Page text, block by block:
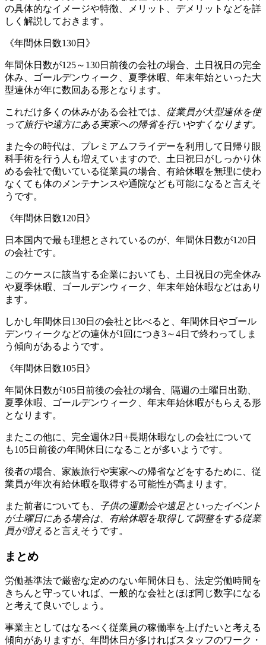
の具体的なイメージや特徴、メリット、デメリットなどを詳
しく解説しておきます。
《年間休日数130日》
年間休日数が125～130日前後の会社の場合、土日祝日の完全
休み、ゴールデンウィーク、夏季休暇、年末年始といった大
型連休が年に数回ある形となります。
これだけ多くの休みがある会社では、 従業員が大型連休を使
って旅行や遠方にある実家への帰省を行いやすくなります。
また今の時代は、プレミアムフライデーを利用して日帰り眼
科手術を行う人も増えていますので、土日祝日がしっかり休
める会社で働いている従業員の場合、有給休暇を無理に使わ
なくても体のメンテナンスや通院なども可能になると言えそ
うです。
《年間休日数120日》
日本国内で最も理想とされているのが、年間休日数が120日
の会社です。
このケースに該当する企業においても、土日祝日の完全休み
や夏季休暇、ゴールデンウィーク、年末年始休暇などはあり
ます。
しかし年間休日130日の会社と比べると、年間休日やゴール
デンウィークなどの連休が1回につき3～4日で終わってしま
う傾向があるようです。
《年間休日数105日》
年間休日数が105日前後の会社の場合、隔週の土曜日出勤、
夏季休暇、ゴールデンウィーク、年末年始休暇がもらえる形
となります。
またこの他に、完全週休2日+長期休暇なしの会社について
も105日前後の年間休日になることが多いようです。
後者の場合、家族旅行や実家への帰省などをするために、従
業員が年次有給休暇を取得する可能性が高まります。
また前者についても、 子供の運動会や遠足といったイベント
が土曜日にある場合は、有給休暇を取得して調整をする従業
員が増えると言えそうです。
まとめ
労働基準法で厳密な定めのない年間休日も、法定労働時間を
きちんと守っていれば、一般的な会社とほぼ同じ数字になる
と考えて良いでしょう。
事業主としてはなるべく従業員の稼働率を上げたいと考える
傾向がありますが、年間休日が多ければスタッフのワーク・